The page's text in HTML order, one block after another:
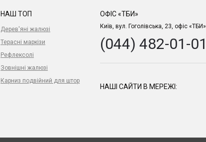
НАШ ТОП
Дерев'яні жалюзі
Терасні маркізи
Рефлексолі
Зовнішні жалюзі
Карниз подвійний для штор
ОФІС «ТБИ»
Київ, вул. Гоголівська, 23, офіс «ТБИ»
(044) 482-01-01
НАШІ САЙТИ В МЕРЕЖІ: